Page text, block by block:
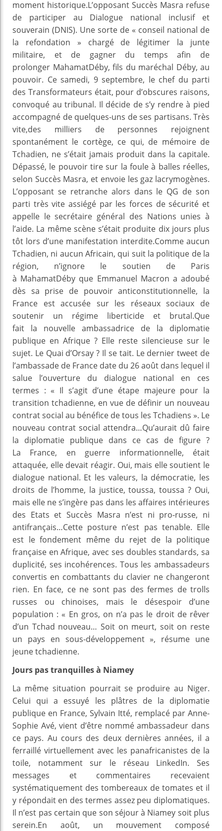
moment historique.L’opposant Succès Masra refuse
de participer au Dialogue national inclusif et
souverain (DNIS). Une sorte de « conseil national de
la refondation » chargé de légitimer la junte
militaire, et de gagner du temps afin de
prolonger MahamatDéby, fils du maréchal Déby, au
pouvoir. Ce samedi, 9 septembre, le chef du parti
des Transformateurs était, pour d’obscures raisons,
convoqué au tribunal. Il décide de s’y rendre à pied
accompagné de quelques-uns de ses partisans. Très
vite,des milliers de personnes rejoignent
spontanément le cortège, ce qui, de mémoire de
Tchadien, ne s’était jamais produit dans la capitale.
Dépassé, le pouvoir tire sur la foule à balles réelles,
selon Succès Masra, et envoie les gaz lacrymogènes.
L’opposant se retranche alors dans le QG de son
parti très vite assiégé par les forces de sécurité et
appelle le secrétaire général des Nations unies à
l’aide. La même scène s’était produite dix jours plus
tôt lors d’une manifestation interdite.Comme aucun
Tchadien, ni aucun Africain, qui suit la politique de la
région, n’ignore le soutien de Paris
à MahamatDéby que Emmanuel Macron a adoubé
dès sa prise de pouvoir anticonstitutionnelle, la
France est accusée sur les réseaux sociaux de
soutenir un régime liberticide et brutal.Que
fait la nouvelle ambassadrice de la diplomatie
publique en Afrique ? Elle reste silencieuse sur le
sujet. Le Quai d’Orsay ? Il se tait. Le dernier tweet de
l’ambassade de France date du 26 août dans lequel il
salue l’ouverture du dialogue national en ces
termes : « Il s’agit d’une étape majeure pour la
transition tchadienne, en vue de définir un nouveau
contrat social au bénéfice de tous les Tchadiens ». Le
nouveau contrat social attendra…Qu’aurait dû faire
la diplomatie publique dans ce cas de figure ?
La France, en guerre informationnelle, était
attaquée, elle devait réagir. Oui, mais elle soutient le
dialogue national. Et les valeurs, la démocratie, les
droits de l’homme, la justice, toussa, toussa ? Oui,
mais elle ne s’ingère pas dans les affaires intérieures
des Etats et Succès Masra n’est ni pro-russe, ni
antifrançais…Cette posture n’est pas tenable. Elle
est le fondement même du rejet de la politique
française en Afrique, avec ses doubles standards, sa
duplicité, ses incohérences. Tous les ambassadeurs
convertis en combattants du clavier ne changeront
rien. En face, ce ne sont pas des fermes de trolls
russes ou chinoises, mais le désespoir d’une
population : « En gros, on n’a pas le droit de rêver
d’un Tchad nouveau… Soit on meurt, soit on reste
un pays en sous-développement », résume une
jeune tchadienne.
Jours pas tranquilles à Niamey
La même situation pourrait se produire au Niger.
Celui qui a essuyé les plâtres de la diplomatie
publique en France, Sylvain Itté, remplacé par Anne-
Sophie Avé, vient d’être nommé ambassadeur dans
ce pays. Au cours des deux dernières années, il a
ferraillé virtuellement avec les panafricanistes de la
toile, notamment sur le réseau LinkedIn. Ses
messages et commentaires recevaient
systématiquement des tombereaux de tomates et il
y répondait en des termes assez peu diplomatiques.
Il n’est pas certain que son séjour à Niamey soit plus
serein.En août, un mouvement composé